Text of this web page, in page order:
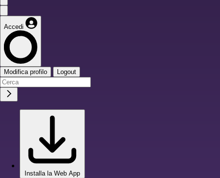
Accedi
Modifica profilo Logout
Installa la Web App